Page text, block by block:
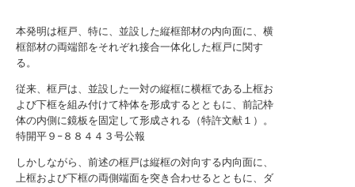
本発明は框戸、特に、並設した縦框部材の内向面に、横
框部材の両端部をそれぞれ接合一体化した框戸に関す
る。
従来、框戸は、並設した一対の縦框に横框である上框お
よび下框を組み付けて枠体を形成するとともに、前記枠
体の内側に鏡板を固定して形成される（特許文献１）。
特開平９−８８４４３号公報
しかしながら、前述の框戸は縦框の対向する内向面に、
上框および下框の両側端面を突き合わせるとともに、ダ